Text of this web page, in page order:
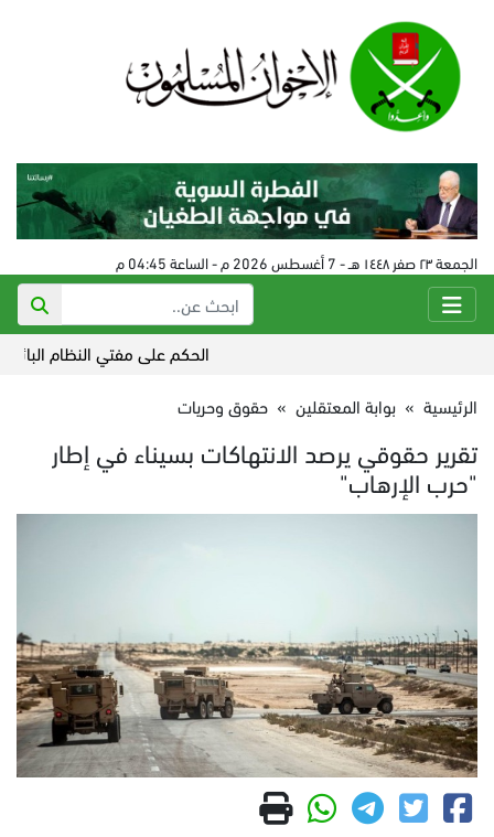
الجمعة ٢٣ صفر ١٤٤٨ هـ - 7 أغسطس 2026 م - الساعة 04:45 م
الحكم على مفتي النظام البائد في سورية
الرئيسية » بوابة المعتقلين » حقوق وحريات
تقرير حقوقي يرصد الانتهاكات بسيناء في إطار
"حرب الإرهاب"